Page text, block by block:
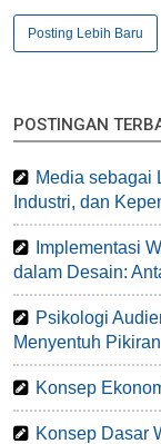
Posting Lebih Baru
POSTINGAN
Media sebagai
Industri, dan
Implementasi
dalam Desain:
Psikologi
Menyentuh Pikiran
Konsep
Konsep Dasar